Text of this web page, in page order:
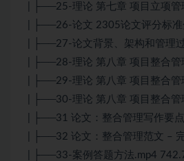
| ├──25-理论 第七章 项目立项
| ├──26-论文 2305论文评分标
| ├──27-论文背景、架构和管理
| ├──28-理论 第八章 项目整合管
| ├──29-理论 第八章 项目整合管
| ├──30-理论 第八章 项目整合
| ├──31 论文：整合管理写作要
| ├──32 论文：整合管理范文 –
| ├──33-案例答题方法.mp4